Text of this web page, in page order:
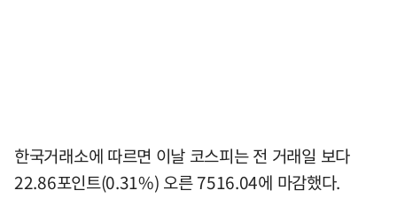
한국거래소에 따르면 이날 코스피는 전 거래일 보다
22.86포인트(0.31%) 오른 7516.04에 마감했다.